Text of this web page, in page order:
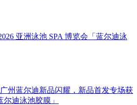
亚洲泳池 SPA 博览会「蓝尔迪泳
州蓝尔迪新品闪耀，新品首发专场获
迪泳池胶膜」